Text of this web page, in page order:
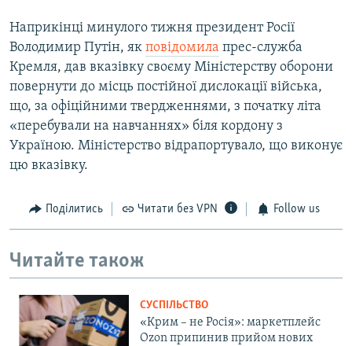
Наприкінці минулого тижня президент Росії
Володимир Путін, як повідомила прес-служба
Кремля, дав вказівку своєму Міністерству оборони
повернути до місць постійної дислокації війська,
що, за офіційними твердженнями, з початку літа
«перебували на навчаннях» біля кордону з
Україною. Міністерство відрапортувало, що виконує
цю вказівку.
Поділитись Читати без VPN Follow us
Читайте також
СУСПІЛЬСТВО
«Крим – не Росія»: маркетплейс
Ozon припинив прийом нових